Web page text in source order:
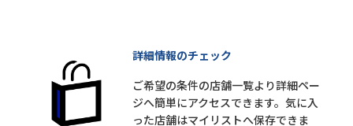
詳細情報のチェック
ご希望の条件の店舗一覧より詳細ペー
ジへ簡単にアクセスできます。気に入
った店舗はマイリストへ保存できま